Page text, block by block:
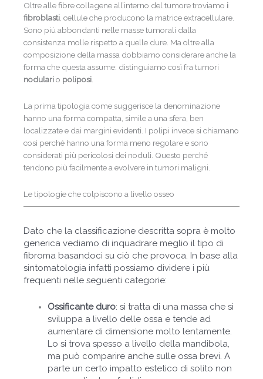
Oltre alle fibre collagene all’interno del tumore troviamo i
fibroblasti , cellule che producono la matrice extracellulare.
Sono più abbondanti nelle masse tumorali dalla
consistenza molle rispetto a quelle dure. Ma oltre alla
composizione della massa dobbiamo considerare anche la
forma che questa assume: distinguiamo così fra tumori
nodulario poliposi
La prima tipologia come suggerisce la denominazione
hanno una forma compatta, simile a una sfera, ben
localizzate e dai margini evidenti. I polipi invece si chiamano
così perché hanno una forma meno regolare e sono
considerati più pericolosi dei noduli. Questo perché
tendono più facilmente a evolvere in tumori maligni.
Le tipologie che colpiscono a livello osseo
Dato che la classificazione descritta sopra è molto
generica vediamo di inquadrare meglio il tipo di
fibroma basandoci su ciò che provoca. In base alla
sintomatologia infatti possiamo dividere i più
frequenti nelle seguenti categorie:
Ossificante duro: si tratta di una massa che si
sviluppa a livello delle ossa e tende ad
aumentare di dimensione molto lentamente.
Lo si trova spesso a livello della mandibola,
ma può comparire anche sulle ossa brevi. A
parte un certo impatto estetico di solito non